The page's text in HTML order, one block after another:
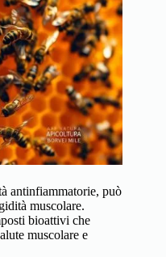
antinfiammatorie, può
muscolare.
bioattivi che
muscolare e